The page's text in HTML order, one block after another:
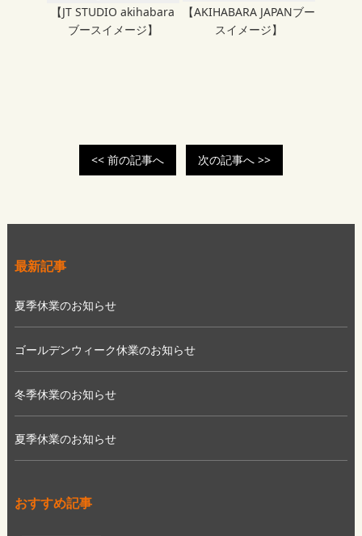
【JT STUDIO akihabara
ブースイメージ】
【AKIHABARA JAPANブー
スイメージ】
<< 前の記事へ 次の記事へ >>
最新記事
夏季休業のお知らせ
ゴールデンウィーク休業のお知らせ
冬季休業のお知らせ
夏季休業のお知らせ
おすすめ記事